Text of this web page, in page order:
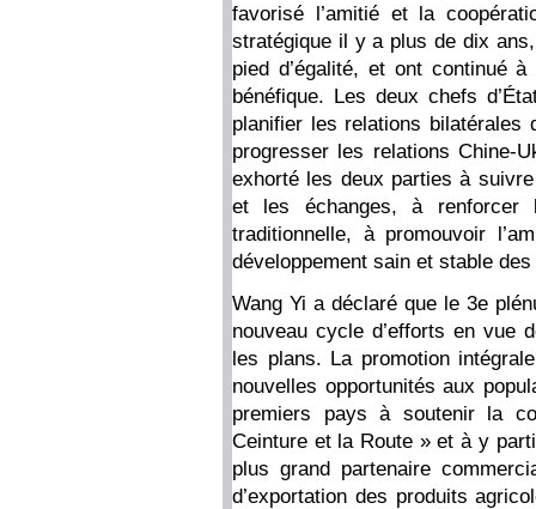
favorisé l’amitié et la
stratégique il y a plus de dix
pied d’égalité, et ont continué
bénéfique. Les deux chefs
planifier les relations bilatérales
progresser les relations Chine-
exhorté les deux parties à
et les échanges, à renforcer
traditionnelle, à promouvoir
développement sain et stable
Wang Yi a déclaré que le 3e
nouveau cycle d’efforts en vue
les plans. La promotion
nouvelles opportunités aux
premiers pays à soutenir la
Ceinture et la Route » et à y
plus grand partenaire
d’exportation des produits